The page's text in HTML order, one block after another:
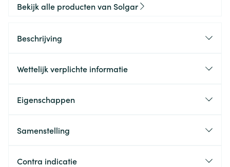
Bekijk alle producten van Solgar
Beschrijving
Wettelijk verplichte informatie
Eigenschappen
Samenstelling
Contra indicatie